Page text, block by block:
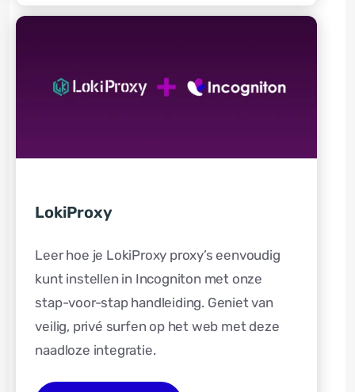
LokiProxy
Leer hoe je LokiProxy proxy’s eenvoudig
kunt instellen in Incogniton met onze
stap-voor-stap handleiding. Geniet van
veilig, privé surfen op het web met deze
naadloze integratie.